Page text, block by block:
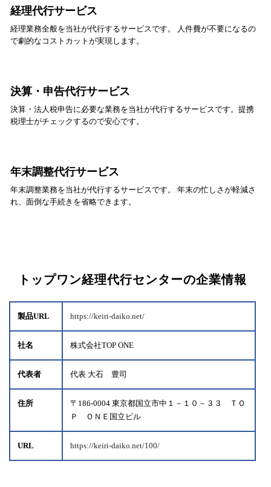
経理代行サービス
経理業務全般を当社が代行するサービスです。 人件費が不要になるの
で劇的なコストカットが実現します。
決算・申告代行サービス
決算・法人税申告に必要な業務を当社が代行するサービスです。提携
税理士がチェックするので安心です。
年末調整代行サービス
年末調整業務を当社が代行するサービスです。 年末の忙しさが軽減さ
れ、面倒な手続きを省略できます。
トップワン経理代行センターの企業情報
製品URL https://keiri-daiko.net/
社名 株式会社TOP ONE
代表者 代表 大石 豊司
住所
〒186-0004 東京都国立市中１－１０－３３ ＴＯ
Ｐ ＯＮＥ国立ビル
URL https://keiri-daiko.net/100/